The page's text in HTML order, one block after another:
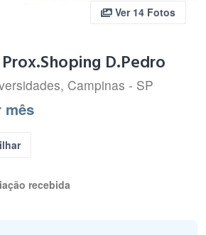
Ver 14 Fotos
Prox.Shoping D.Pedro
Campinas - SP
mês
recebida